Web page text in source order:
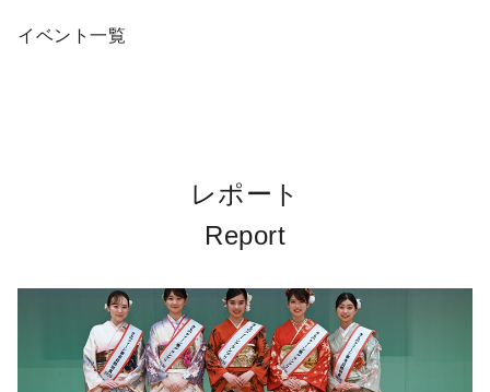
イベント一覧
レポート
Report